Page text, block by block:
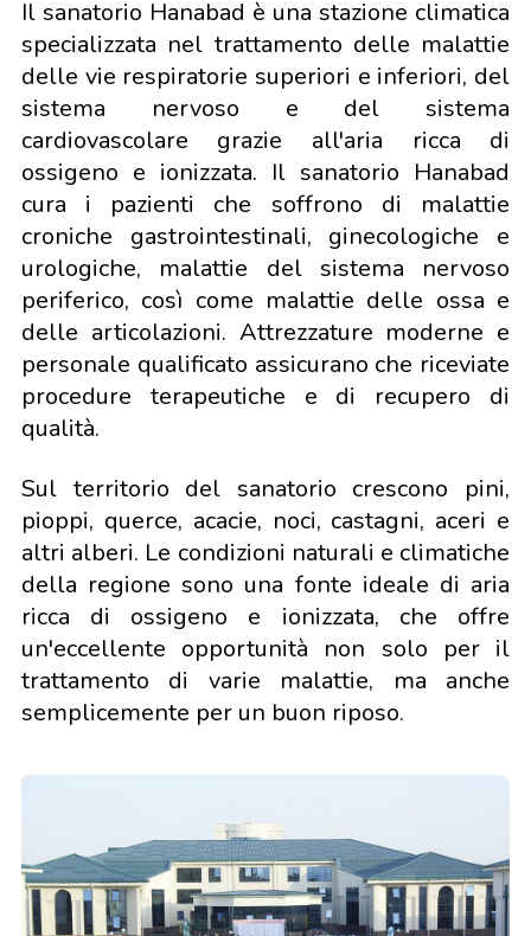
Il sanatorio Hanabad è una stazione climatica
specializzata nel trattamento delle malattie
delle vie respiratorie superiori e inferiori, del
sistema nervoso e del sistema
cardiovascolare grazie all'aria ricca di
ossigeno e ionizzata. Il sanatorio Hanabad
cura i pazienti che soffrono di malattie
croniche gastrointestinali, ginecologiche e
urologiche, malattie del sistema nervoso
periferico, così come malattie delle ossa e
delle articolazioni. Attrezzature moderne e
personale qualificato assicurano che riceviate
procedure terapeutiche e di recupero di
qualità.
Sul territorio del sanatorio crescono pini,
pioppi, querce, acacie, noci, castagni, aceri e
altri alberi. Le condizioni naturali e climatiche
della regione sono una fonte ideale di aria
ricca di ossigeno e ionizzata, che offre
un'eccellente opportunità non solo per il
trattamento di varie malattie, ma anche
semplicemente per un buon riposo.